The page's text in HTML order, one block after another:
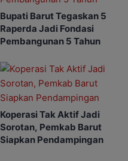
Bupati Barut Tegaskan 5
Raperda Jadi Fondasi
Pembangunan 5 Tahun
Koperasi Tak Aktif Jadi
Sorotan, Pemkab Barut
Siapkan Pendampingan